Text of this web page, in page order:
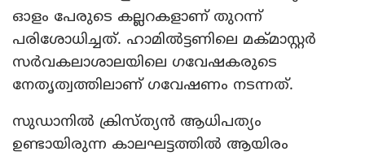
ഓളം പേരുടെ കല്ലറകളാണ് തുറന്ന്
പരിശോധിച്ചത്. ഹാമില്‍ട്ടണിലെ മക്മാസ്റ്റര്‍
സര്‍വകലാശാലയിലെ ഗവേഷകരുടെ
നേതൃത്വത്തിലാണ് ഗവേഷണം നടന്നത്.
സുഡാനില്‍ ക്രിസ്ത്യന്‍ ആധിപത്യം
ഉണ്ടായിരുന്ന കാലഘട്ടത്തില്‍ ആയിരം